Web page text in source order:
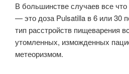
В большинстве случаев все
— это доза Pulsatilla в 6 или 30
тип расстройств пищеварения
утомленных, изможденных
метеоризмом.